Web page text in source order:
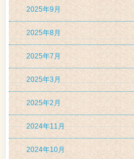
2025年9月
2025年8月
2025年7月
2025年3月
2025年2月
2024年11月
2024年10月